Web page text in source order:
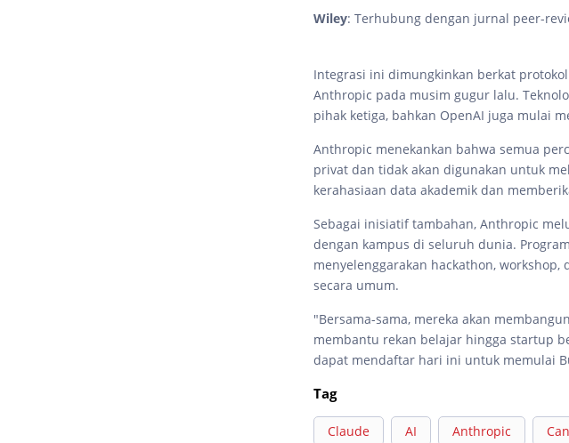
Wiley: Terhubung dengan jurnal peer-
Integrasi ini dimungkinkan berkat
Anthropic pada musim gugur lalu.
pihak ketiga, bahkan OpenAI juga mulai
Anthropic menekankan bahwa semua
privat dan tidak akan digunakan untuk
kerahasiaan data akademik dan
Sebagai inisiatif tambahan, Anthropic
dengan kampus di seluruh dunia.
menyelenggarakan hackathon,
secara umum.
"Bersama-sama, mereka akan
membantu rekan belajar hingga startup
dapat mendaftar hari ini untuk memulai
Tag
Claude AI Anthropic